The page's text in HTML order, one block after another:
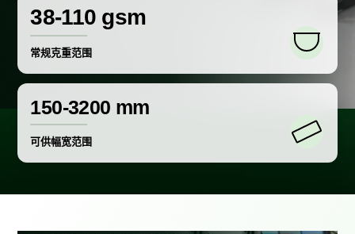
38-110 gsm
常规克重范围
150-3200 mm
可供幅宽范围